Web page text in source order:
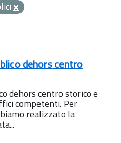
dehors centro
dehors centro storico e
competenti. Per
realizzato la